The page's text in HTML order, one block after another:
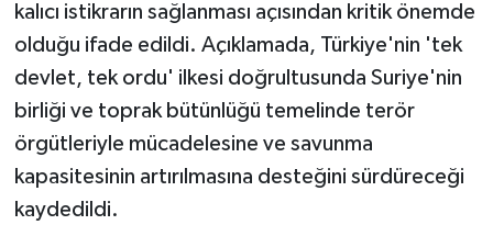
kalıcı istikrarın sağlanması açısından kritik önemde
olduğu ifade edildi. Açıklamada, Türkiye'nin 'tek
devlet, tek ordu' ilkesi doğrultusunda Suriye'nin
birliği ve toprak bütünlüğü temelinde terör
örgütleriyle mücadelesine ve savunma
kapasitesinin artırılmasına desteğini sürdüreceği
kaydedildi.